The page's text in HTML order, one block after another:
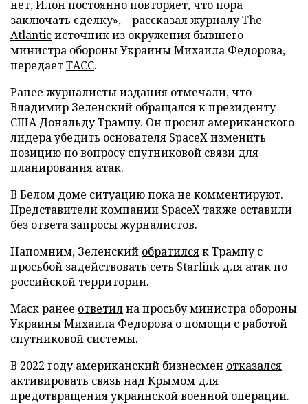
нет, Илон постоянно повторяет, что пора
заключать сделку», – рассказал журналуThe
Atlanticисточник из окружения бывшего
министра обороны Украины Михаила Федорова,
передаетТАСС.
Ранее журналисты издания отмечали, что
Владимир Зеленский обращался к президенту
США Дональду Трампу. Он просил американского
лидера убедить основателя SpaceX изменить
позицию по вопросу спутниковой связи для
планирования атак.
В Белом доме ситуацию пока не комментируют.
Представители компании SpaceX также оставили
без ответа запросы журналистов.
Напомним, Зеленский обратилсяк Трампу с
просьбой задействовать сеть Starlink для атак по
российской территории.
Маск ранее ответилна просьбу министра обороны
Украины Михаила Федорова о помощи с работой
спутниковой системы.
В 2022 году американский бизнесмен отказался
активировать связь над Крымом для
предотвращения украинской военной операции.